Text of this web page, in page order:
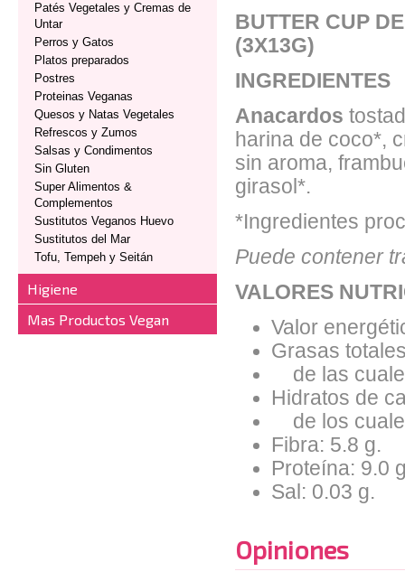
Patés Vegetales y Cremas de
Untar
Perros y Gatos
Platos preparados
Postres
Proteinas Veganas
Quesos y Natas Vegetales
Refrescos y Zumos
Salsas y Condimentos
Sin Gluten
Super Alimentos &
Complementos
Sustitutos Veganos Huevo
Sustitutos del Mar
Tofu, Tempeh y Seitán
Higiene
Mas Productos Vegan
BUTTER CUP
(3X13G)
INGREDIENTES
Anacardos
harina de coco*,
sin aroma,
girasol*.
*Ingredientes
Puede contener
VALORES
Valor
Grasas
de las
Hidratos de
de los
Fibra: 5.8 g.
Proteína: 9.0
Sal: 0.03 g.
Opiniones